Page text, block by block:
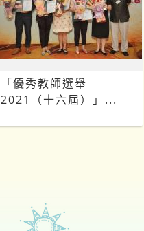
「優秀教師選舉
2021（十六屆）」...